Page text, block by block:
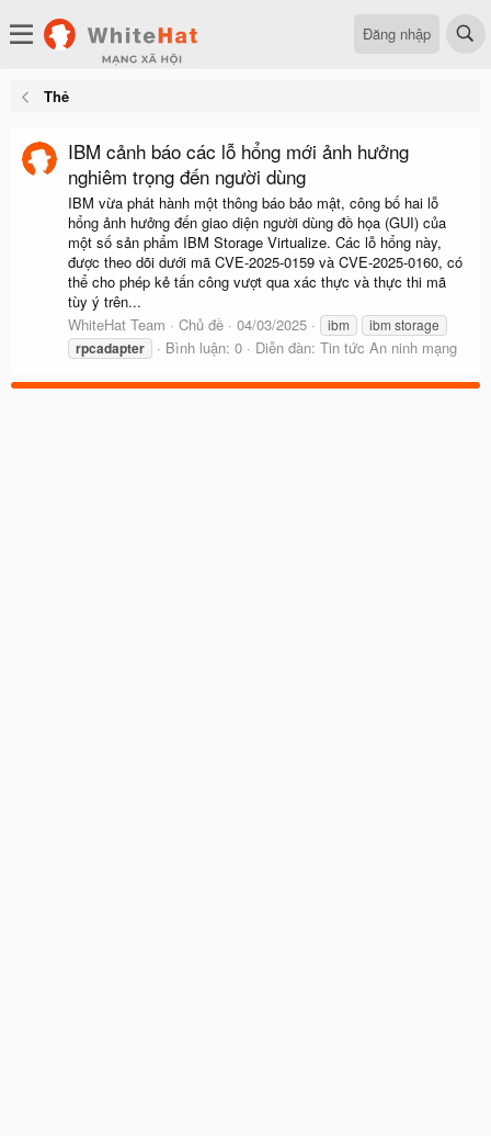
Đăng nhập
Thẻ
IBM cảnh báo các lỗ hổng mới ảnh hưởng
nghiêm trọng đến người dùng
IBM vừa phát hành một thông báo bảo mật, công bố hai lỗ
hổng ảnh hưởng đến giao diện người dùng đồ họa (GUI) của
một số sản phẩm IBM Storage Virtualize. Các lỗ hổng này,
được theo dõi dưới mã CVE-2025-0159 và CVE-2025-0160, có
thể cho phép kẻ tấn công vượt qua xác thực và thực thi mã
tùy ý trên...
WhiteHat Team
Chủ đề 04/03/2025 ibm ibm storage
rpcadapter Bình luận: 0 Diễn đàn: Tin tức An ninh mạng